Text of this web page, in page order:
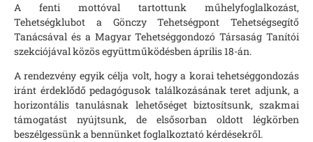
A fenti mottóval tartottunk műhelyfoglalkozást,
Tehetségklubot a Gönczy Tehetségpont Tehetségsegítő
Tanácsával és a Magyar Tehetséggondozó Társaság Tanítói
szekciójával közös együttműködésben április 18-án.
A rendezvény egyik célja volt, hogy a korai tehetséggondozás
iránt érdeklődő pedagógusok találkozásának teret adjunk, a
horizontális tanulásnak lehetőséget biztosítsunk, szakmai
támogatást nyújtsunk, de elsősorban oldott légkörben
beszélgessünk a bennünket foglalkoztató kérdésekről.